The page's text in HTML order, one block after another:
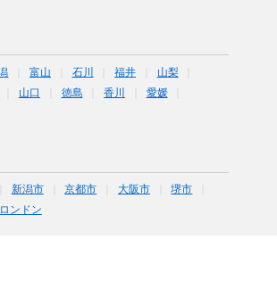
富山 石川 福井
山梨
山口
徳島 香川 愛媛
新潟市 京都市 大阪市
堺市
ンドン